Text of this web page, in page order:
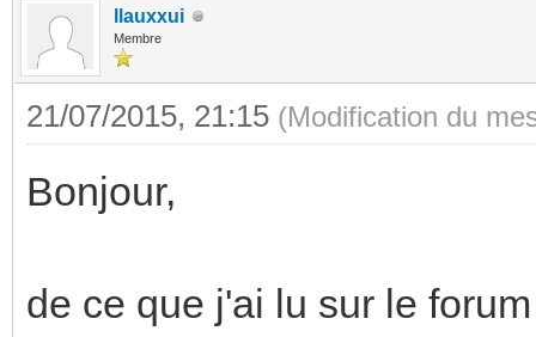
llauxxui
Membre
21/07/2015, 21:15 (Modification du
Bonjour,
de ce que j'ai lu sur le